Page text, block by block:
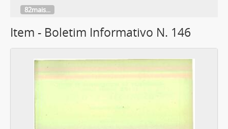
82mais...
Item - Boletim Informativo N. 146